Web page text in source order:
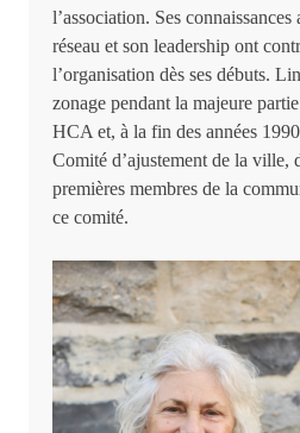
l’association. Ses
réseau et son leadership ont
l’organisation dès ses débuts.
zonage pendant la majeure
HCA et, à la fin des années
Comité d’ajustement de la ville,
premières membres de la
ce comité.